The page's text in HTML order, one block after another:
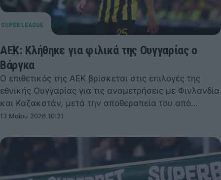
ΑΕΚ: Κλήθηκε για φιλικά της Ουγγαρίας ο
Βάργκα
Ο επιθετικός της ΑΕΚ βρίσκεται στις επιλογές της
εθνικής Ουγγαρίας για τις αναμετρήσεις με Φινλανδία
και Καζακστάν, μετά την αποθεραπεία του από…
13 Μαΐου 2026 10:31